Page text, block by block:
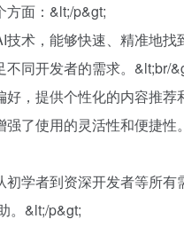
方面：&lt;/p&gt;
术，能够快速、精准地
同开发者的需求。&lt;br/
，提供个性化的内容推
了使用的灵活性和便捷性
学者到资深开发者等所
。&lt;/p&gt;